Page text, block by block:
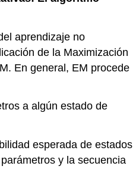
aprendizaje no
de la Maximización
En general, EM procede
a algún estado de
esperada de estados
y la secuencia